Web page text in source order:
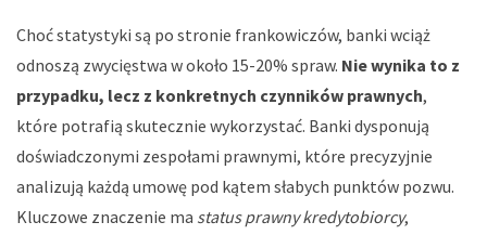
Choć statystyki są po stronie frankowiczów, banki wciąż
odnoszą zwycięstwa w około 15-20% spraw. Nie wynika to z
przypadku, lecz z konkretnych czynników prawnych,
które potrafią skutecznie wykorzystać. Banki dysponują
doświadczonymi zespołami prawnymi, które precyzyjnie
analizują każdą umowę pod kątem słabych punktów pozwu.
Kluczowe znaczenie ma status prawny kredytobiorcy,